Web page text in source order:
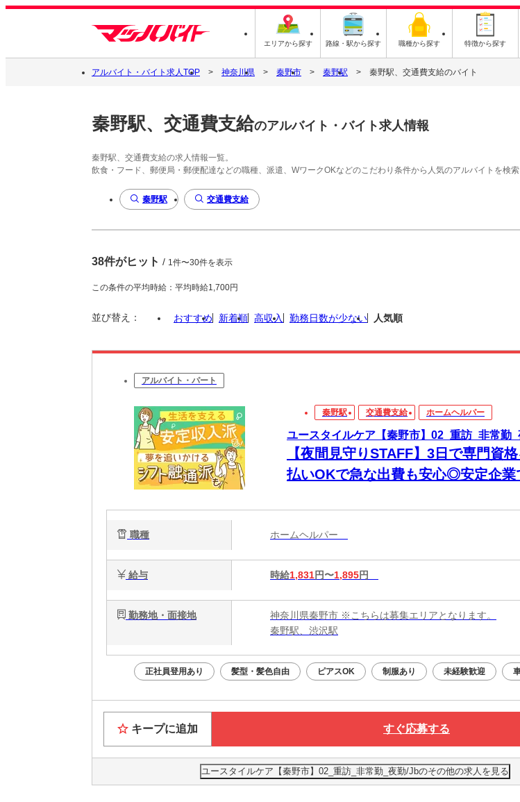
エリアから探す 路線・駅から探す 職種から探す 特徴から探す
アルバイト・バイト求人TOP 神奈川県 秦野市 秦野駅 秦野駅、交通費支給のバイト
秦野駅、交通費支給のアルバイト・バイト求人情報
秦野駅、交通費支給の求人情報一覧。
飲食・フード、郵便局・郵便配達などの職種、派遣、WワークOKなどのこだわり条件から人気のアルバイトを検索
秦野駅 交通費支給
38件がヒット / 1件〜30件を表示
この条件の平均時給：平均時給1,700円
並び替え： おすすめ 新着順 高収入 勤務日数が少ない 人気順
アルバイト・パート
秦野駅 交通費支給 ホームヘルパー
ユースタイルケア【秦野市】02_重訪_非常勤
【夜間見守りSTAFF】3日で専門資
払いOKで急な出費も安心◎安定企業
職種 ホームヘルパー
給与 時給1,831円〜1,895円
勤務地・面接地
神奈川県秦野市 ※こちらは募集エリアとなります。
秦野駅、渋沢駅
正社員登用あり 髪型・髪色自由 ピアスOK 制服あり 未経験歓迎
キープに追加 すぐ応募する
ユースタイルケア【秦野市】02_重訪_非常勤_夜勤/Jbのその他の求人を見る